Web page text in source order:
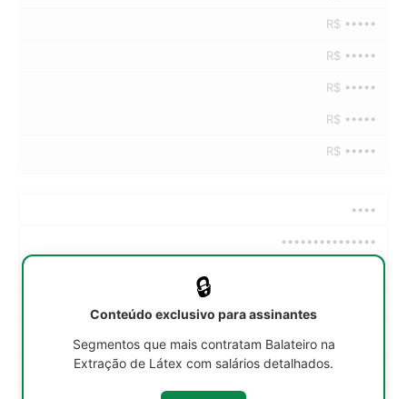
R$ •••••
R$ •••••
R$ •••••
R$ •••••
R$ •••••
••••
•••••••••••••••
R$ •••••
🔒
Conteúdo exclusivo para assinantes
Segmentos que mais contratam Balateiro na
Extração de Látex com salários detalhados.